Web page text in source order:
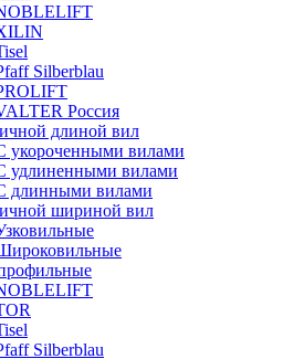
Silberblau
Россия
длиной вил
укороченными вилами
удлиненными вилами
длинными вилами
шириной вил
Silberblau